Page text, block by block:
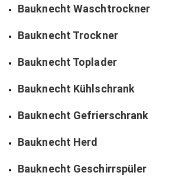
Bauknecht Waschtrockner
Bauknecht Trockner
Bauknecht Toplader
Bauknecht Kühlschrank
Bauknecht Gefrierschrank
Bauknecht Herd
Bauknecht Geschirrspüler